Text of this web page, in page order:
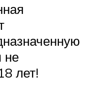
не
лет!